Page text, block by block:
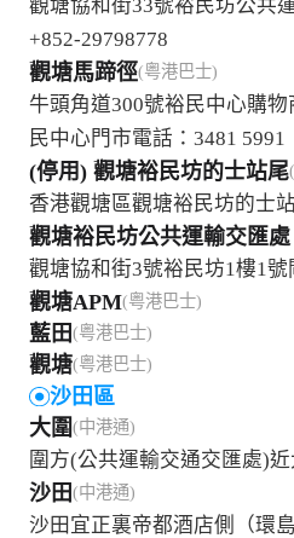
觀塘協和街33號裕民坊公共
+852-29798778
觀塘馬蹄徑(粤港巴士)
牛頭角道300號裕民中心購
民中心門市電話：3481 5991
(停用) 觀塘裕民坊的士站尾
香港觀塘區觀塘裕民坊的士
觀塘裕民坊公共運輸交匯處
觀塘協和街3號裕民坊1樓1
觀塘APM(粤港巴士)
藍田(粤港巴士)
觀塘(粤港巴士)
沙田區
大圍(中港通)
圍方(公共運輸交通交匯處)
沙田(中港通)
沙田宜正裏帝都酒店側（環